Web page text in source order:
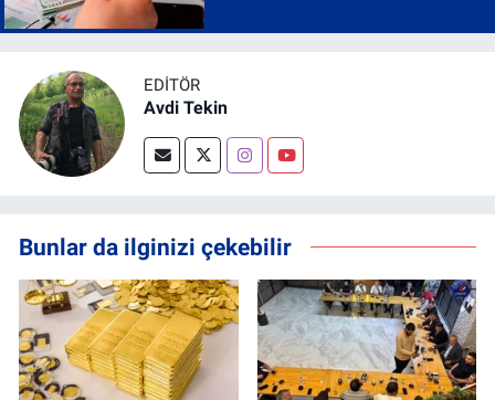
EDITÖR
Avdi Tekin
Bunlar da ilginizi çekebilir